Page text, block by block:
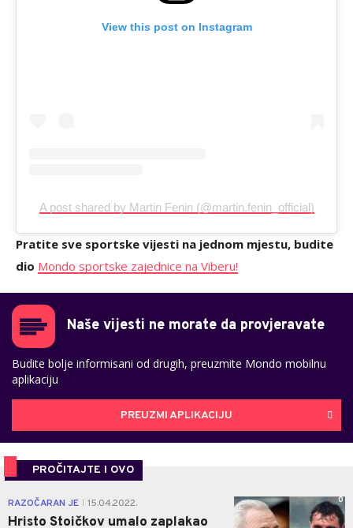
View this post on Instagram
A post shared by Martin Fenin (@martin.fenin_official)
Pratite sve sportske vijesti na jednom mjestu, budite
dio Mondo sportske zajednice na Viberu!
Naše vijesti ne morate da provjeravate
Budite bolje informisani od drugih, preuzmite Mondo mobilnu
aplikaciju
PREUZMI APLIKACIJU
PROČITAJTE I OVO
RAZOČARAN JE 15.04.2022.
Hristo Stoičkov umalo zaplakao
0